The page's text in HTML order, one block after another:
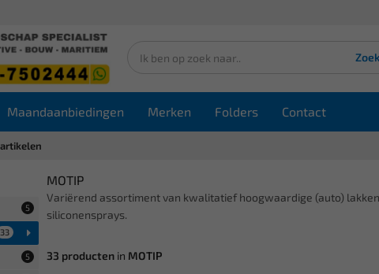
Zoek
Maandaanbiedingen Merken Folders Contact
5
33
5
MOTIP
Variërend assortiment van kwalitatief hoogwaardige (auto)
siliconensprays.
33 productenin MOTIP